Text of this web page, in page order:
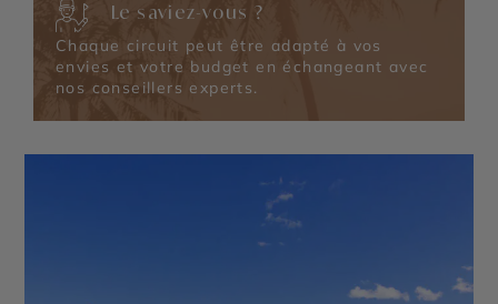
national des Monts Valin - Reserve Faunique
Mastigouche - Reserve Faunique Saint Maurice -
Lac Sacacomie - Chute Montmorency
Le saviez-vous ?
Chaque circuit peut être adapté à vos
envies et votre budget en échangeant avec
nos conseillers experts.